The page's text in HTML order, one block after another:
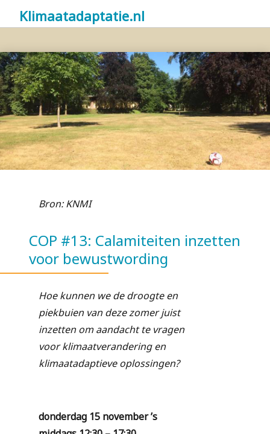
Klimaatadaptatie.nl
Bron: KNMI
COP #13: Calamiteiten inzetten
voor bewustwording
Hoe kunnen we de droogte en
piekbuien van deze zomer juist
inzetten om aandacht te vragen
voor klimaatverandering en
klimaatadaptieve oplossingen?
donderdag 15 november ’s